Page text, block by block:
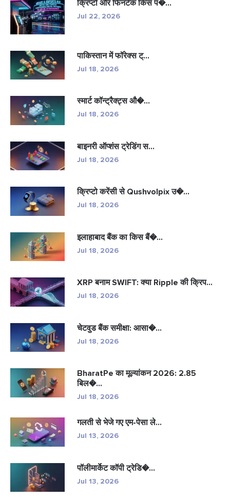
क्रिप्टो और फिनटेक किस प�...
Jul 22, 2026
पाकिस्तान में फॉरेक्स ट्...
Jul 18, 2026
स्मार्ट कॉन्ट्रैक्ट्स औ�...
Jul 18, 2026
बाइनरी ऑप्शंस ट्रेडिंग स...
Jul 18, 2026
क्रिप्टो करेंसी से Qushvolpix उ�...
Jul 18, 2026
इलाहाबाद बैंक का किस बैं�...
Jul 18, 2026
XRP बनाम SWIFT: क्या Ripple की क्रिप...
Jul 18, 2026
चेटवुड बैंक समीक्षा: आसा�...
Jul 18, 2026
BharatPe का मूल्यांकन 2026: 2.85
बिल�...
Jul 18, 2026
गलती से भेजे गए एम-पेसा ले...
Jul 13, 2026
पॉलीमार्केट कॉपी ट्रेडि�...
Jul 13, 2026